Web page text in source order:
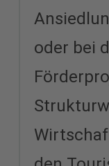
oder bei